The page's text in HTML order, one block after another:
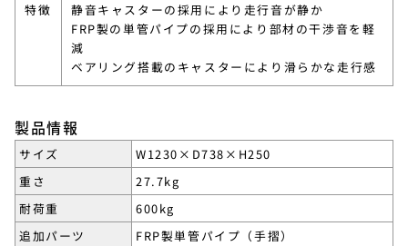
特徴
静音キャスターの採用により走行音が静か
FRP製の単管パイプの採用により部材の干渉音を軽
減
ベアリング搭載のキャスターにより滑らかな走行感
製品情報
サイズ
W1230×D738×H250
重さ
27.7kg
耐荷重
600kg
追加パーツ
FRP製単管パイプ（手摺）